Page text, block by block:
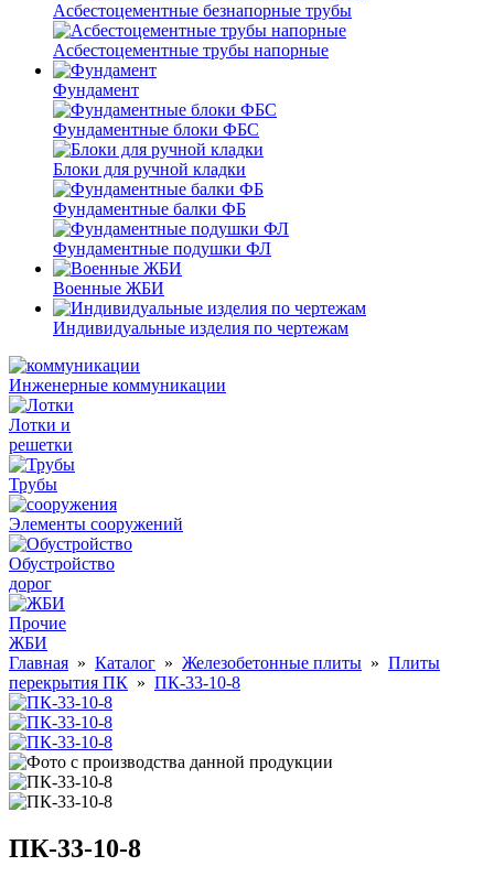
Асбестоцементные безнапорные трубы
Асбестоцементные трубы напорные
Фундамент
Фундаментные блоки ФБС
Блоки для ручной кладки
Фундаментные балки ФБ
Фундаментные подушки ФЛ
Военные ЖБИ
Индивидуальные изделия по чертежам
Инженерные коммуникации
Лотки и
решетки
Трубы
Элементы сооружений
Обустройство
дорог
Прочие
ЖБИ
Главная » Каталог » Железобетонные плиты » Плиты
перекрытия ПК » ПК-33-10-8
ПК-33-10-8